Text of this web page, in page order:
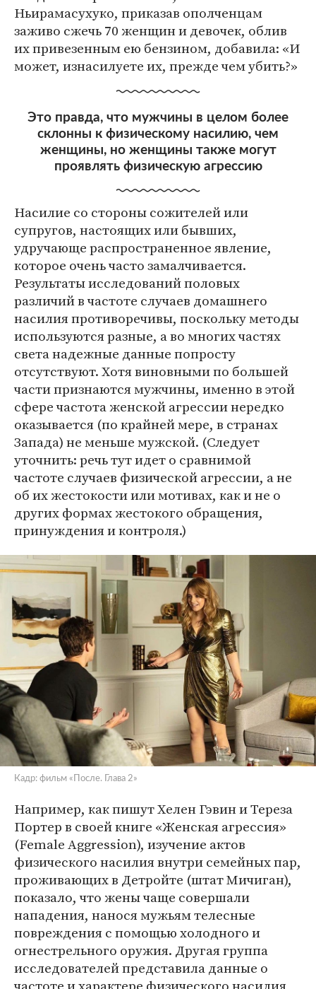
Ньирамасухуко, приказав ополченцам
заживо сжечь 70 женщин и девочек, облив
их привезенным ею бензином, добавила: «И
может, изнасилуете их, прежде чем убить?»
Это правда, что мужчины в целом более
склонны к физическому насилию, чем
женщины, но женщины также могут
проявлять физическую агрессию
Насилие со стороны сожителей или
супругов, настоящих или бывших,
удручающе распространенное явление,
которое очень часто замалчивается.
Результаты исследований половых
различий в частоте случаев домашнего
насилия противоречивы, поскольку методы
используются разные, а во многих частях
света надежные данные попросту
отсутствуют. Хотя виновными по большей
части признаются мужчины, именно в этой
сфере частота женской агрессии нередко
оказывается (по крайней мере, в странах
Запада) не меньше мужской. (Следует
уточнить: речь тут идет о сравнимой
частоте случаев физической агрессии, а не
об их жестокости или мотивах, как и не о
других формах жестокого обращения,
принуждения и контроля.)
Кадр: фильм «После. Глава 2»
Например, как пишут Хелен Гэвин и Тереза
Портер в своей книге «Женская агрессия»
(Female Aggression), изучение актов
физического насилия внутри семейных пар,
проживающих в Детройте (штат Мичиган),
показало, что жены чаще совершали
нападения, нанося мужьям телесные
повреждения с помощью холодного и
огнестрельного оружия. Другая группа
исследователей представила данные о